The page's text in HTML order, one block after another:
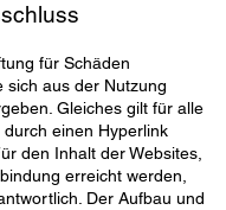
für Schäden
sich aus der Nutzung
Gleiches gilt für alle
einen Hyperlink
den Inhalt der Websites,
erreicht werden,
Der Aufbau und